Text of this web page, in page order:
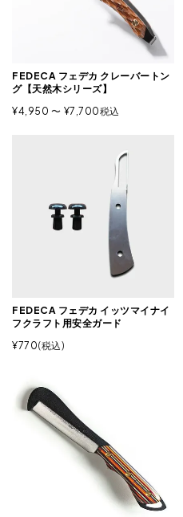
FEDECA フェデカ クレーバートン
グ【天然木シリーズ】
¥4,950 〜 ¥7,700税込
FEDECA フェデカ イッツマイナイ
フクラフト用安全ガード
¥770 税込